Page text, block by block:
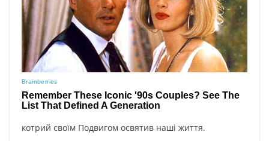
котрий своїм Подвигом освятив наші життя.